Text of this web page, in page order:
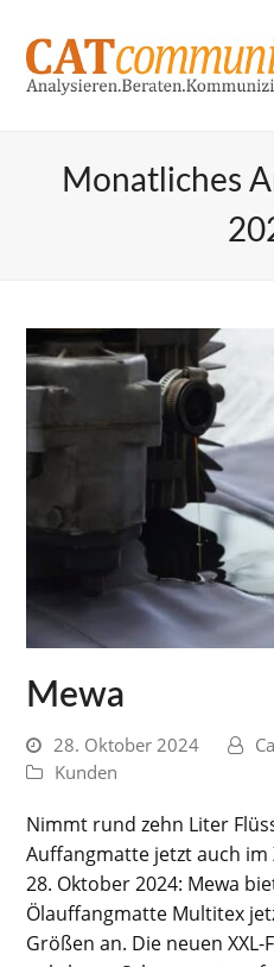
Monatliches
Mewa
28. Oktober 2024
Kunden
Nimmt rund zehn Liter
Auffangmatte jetzt auch im
28. Oktober 2024: Mewa
Ölauffangmatte Multitex
Größen an. Die neuen